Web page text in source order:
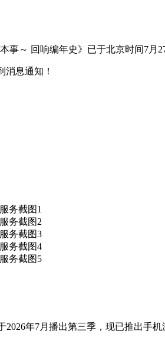
事～ 回响编年史》已于北京时间7
息通知！
年7月播出第三季，现已推出手机